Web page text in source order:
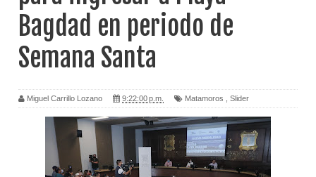
Bagdad en periodo de
Semana Santa
Miguel Carrillo Lozano 9:22:00 p.m. Matamoros Slider